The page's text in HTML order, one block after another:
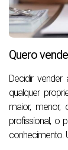
Quero
Decidir
qualquer
maior,
profissional, o
conhecimento.